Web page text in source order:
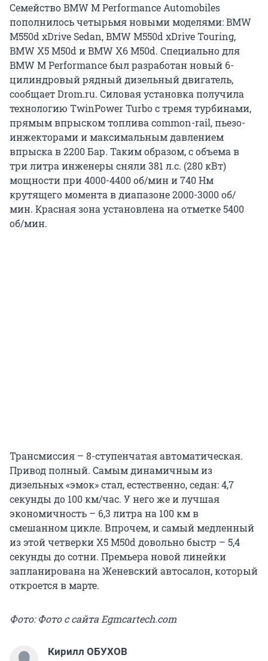
Семейство BMW M Performance Automobiles
пополнилось четырьмя новыми моделями: BMW
M550d xDrive Sedan, BMW M550d xDrive Touring,
BMW X5 M50d и BMW X6 M50d. Специально для
BMW M Performance был разработан новый 6-
цилиндровый рядный дизельный двигатель,
сообщает Drom.ru. Силовая установка получила
технологию TwinPower Turbo с тремя турбинами,
прямым впрыском топлива common-rail, пьезо-
инжекторами и максимальным давлением
впрыска в 2200 Бар. Таким образом, с объема в
три литра инженеры сняли 381 л.с. (280 кВт)
мощности при 4000-4400 об/мин и 740 Нм
крутящего момента в диапазоне 2000-3000 об/
мин. Красная зона установлена на отметке 5400
об/мин.
Трансмиссия – 8-ступенчатая автоматическая.
Привод полный. Самым динамичным из
дизельных «эмок» стал, естественно, седан: 4,7
секунды до 100 км/час. У него же и лучшая
экономичность – 6,3 литра на 100 км в
смешанном цикле. Впрочем, и самый медленный
из этой четверки X5 M50d довольно быстр – 5,4
секунды до сотни. Премьера новой линейки
запланирована на Женевский автосалон, который
откроется в марте.
Фото: Фото с сайта Egmcartech.com
Кирилл ОБУХОВ